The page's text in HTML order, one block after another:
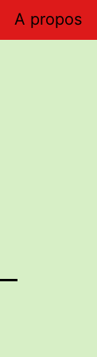
A propos